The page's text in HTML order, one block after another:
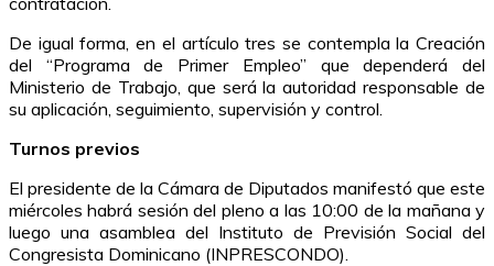
De igual forma, en el artículo tres se contempla la Creación
del “Programa de Primer Empleo” que dependerá del
Ministerio de Trabajo, que será la autoridad responsable de
su aplicación, seguimiento, supervisión y control.
Turnos previos
El presidente de la Cámara de Diputados manifestó que este
miércoles habrá sesión del pleno a las 10:00 de la mañana y
luego una asamblea del Instituto de Previsión Social del
Congresista Dominicano (INPRESCONDO).